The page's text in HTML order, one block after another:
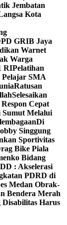
Jembatan
Kota
GRIB Jaya
Warnet
Warga
RIPelatihan
Pelajar SMA
Ratusan
Selesaikan
Cepat
Melalui
Di
Singgung
Sportivitas
Bike Piala
Bidang
: Akselerasi
PDRD di
Medan Obrak-
Bendera Merah
Harus